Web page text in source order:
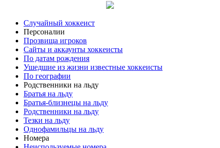
Случайный хоккеист
Персоналии
Прозвища игроков
Сайты и аккаунты хоккеисты
По датам рождения
Ушедшие из жизни известные хоккеисты
По географии
Родственники на льду
Братья на льду
Братья-близнецы на льду
Родственники на льду
Тезки на льду
Однофамильцы на льду
Номера